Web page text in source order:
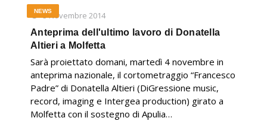
3 Novembre 2014
NEWS
Anteprima dell'ultimo lavoro di Donatella
Altieri a Molfetta
Sarà proiettato domani, martedì 4 novembre in
anteprima nazionale, il cortometraggio “Francesco
Padre” di Donatella Altieri (DiGressione music,
record, imaging e Intergea production) girato a
Molfetta con il sostegno di Apulia…